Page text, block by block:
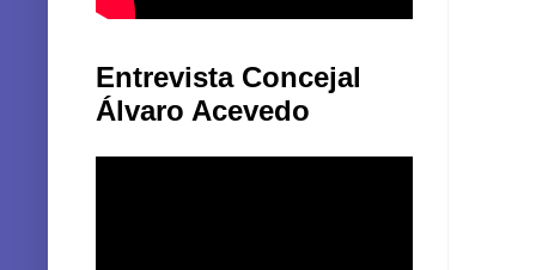
Entrevista Concejal
Álvaro Acevedo